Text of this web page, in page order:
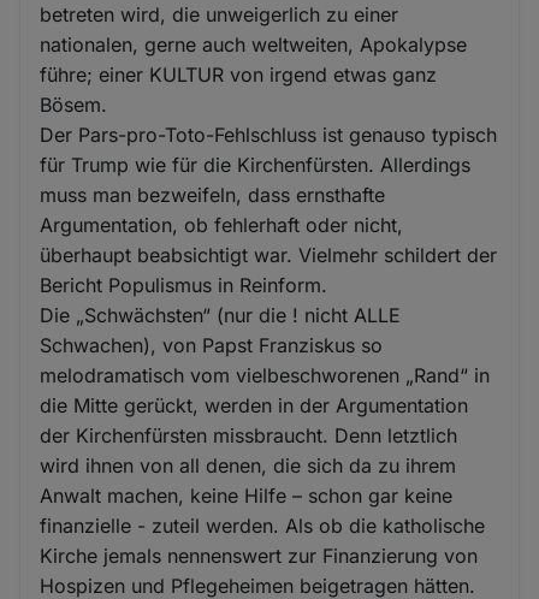
betreten wird, die unweigerlich zu einer
nationalen, gerne auch weltweiten, Apokalypse
führe; einer KULTUR von irgend etwas ganz
Bösem.
Der Pars-pro-Toto-Fehlschluss ist genauso typisch
für Trump wie für die Kirchenfürsten. Allerdings
muss man bezweifeln, dass ernsthafte
Argumentation, ob fehlerhaft oder nicht,
überhaupt beabsichtigt war. Vielmehr schildert der
Bericht Populismus in Reinform.
Die „Schwächsten“ (nur die ! nicht ALLE
Schwachen), von Papst Franziskus so
melodramatisch vom vielbeschworenen „Rand“ in
die Mitte gerückt, werden in der Argumentation
der Kirchenfürsten missbraucht. Denn letztlich
wird ihnen von all denen, die sich da zu ihrem
Anwalt machen, keine Hilfe – schon gar keine
finanzielle - zuteil werden. Als ob die katholische
Kirche jemals nennenswert zur Finanzierung von
Hospizen und Pflegeheimen beigetragen hätten.